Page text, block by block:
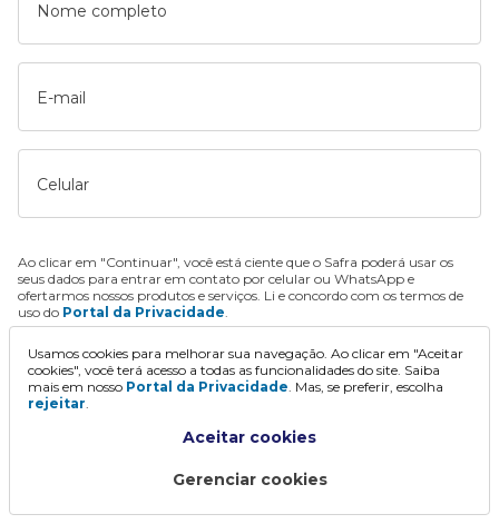
Nome completo
E-mail
Celular
Ao clicar em "Continuar", você está ciente que o Safra poderá usar os
seus dados para entrar em contato por celular ou WhatsApp e
ofertarmos nossos produtos e serviços. Li e concordo com os termos de
uso do Portal da Privacidade.
Continuar
Usamos cookies para melhorar sua navegação. Ao clicar em "Aceitar
cookies", você terá acesso a todas as funcionalidades do site. Saiba
mais em nosso Portal da Privacidade. Mas, se preferir, escolha
rejeitar.
Aceitar cookies
Gerenciar cookies